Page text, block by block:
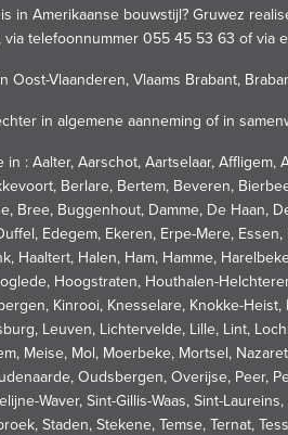
in Amerikaanse bouwstijl? Gruwez
telefoonnummer 055 45 53 63 of via
Oost-Vlaanderen, Vlaams Brabant,
in algemene aanneming of in
: Aalter, Aarschot, Aartselaar,
Berlare, Bertem, Beveren,
Bree, Buggenhout, Damme, De Haan,
Edegem, Ekeren, Erpe-Mere,
Haaltert, Halen, Ham, Hamme,
Hoogstraten, Houthalen-
Kinrooi, Knesselare, Knokke-
Leuven, Lichtervelde, Lille, Lint,
Meise, Mol, Moerbeke, Mortsel,
Oudsbergen, Overijse, Peer,
Waver, Sint-Gillis-Waas, Sint-
Staden, Stekene, Temse, Ternat,